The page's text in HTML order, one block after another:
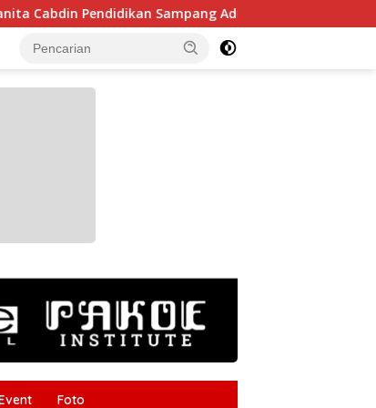
Sampang Adu Kekompakan Lewat Lomba
Foto